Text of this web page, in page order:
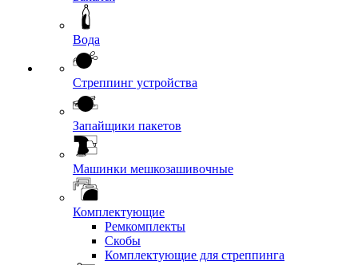
Вода
Стреппинг устройства
Запайщики пакетов
Машинки мешкозашивочные
Комплектующие
Ремкомплекты
Скобы
Комплектующие для стреппинга